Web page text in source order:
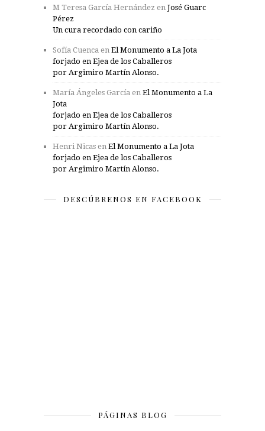
M Teresa García Hernández en José Guarc
Pérez
Un cura recordado con cariño
Sofía Cuenca en El Monumento a La Jota
forjado en Ejea de los Caballeros
por Argimiro Martín Alonso.
María Ángeles García en El Monumento a La
Jota
forjado en Ejea de los Caballeros
por Argimiro Martín Alonso.
Henri Nicas en El Monumento a La Jota
forjado en Ejea de los Caballeros
por Argimiro Martín Alonso.
DESCÚBRENOS EN FACEBOOK
PÁGINAS BLOG